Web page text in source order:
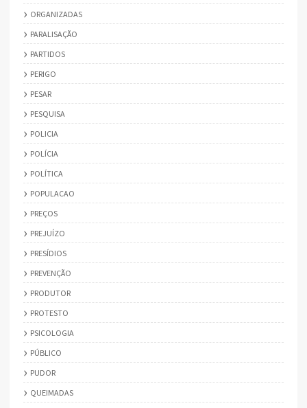
ORGANIZADAS
PARALISAÇÃO
PARTIDOS
PERIGO
PESAR
PESQUISA
POLICIA
POLÍCIA
POLÍTICA
POPULACAO
PREÇOS
PREJUÍZO
PRESÍDIOS
PREVENÇÃO
PRODUTOR
PROTESTO
PSICOLOGIA
PÚBLICO
PUDOR
QUEIMADAS